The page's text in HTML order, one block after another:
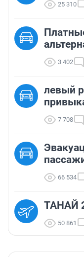
25 310
3 402
левый
7 708
66 534
ТАНАЙ
50 861